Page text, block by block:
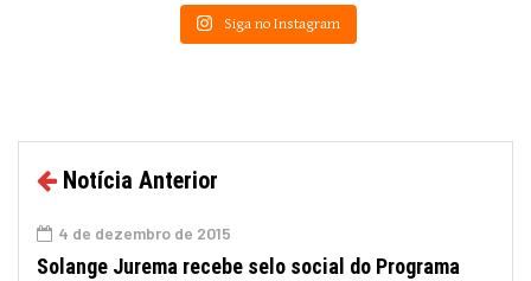
Siga no Instagram
Notícia Anterior
4 de dezembro de 2015
Solange Jurema recebe selo social do Programa